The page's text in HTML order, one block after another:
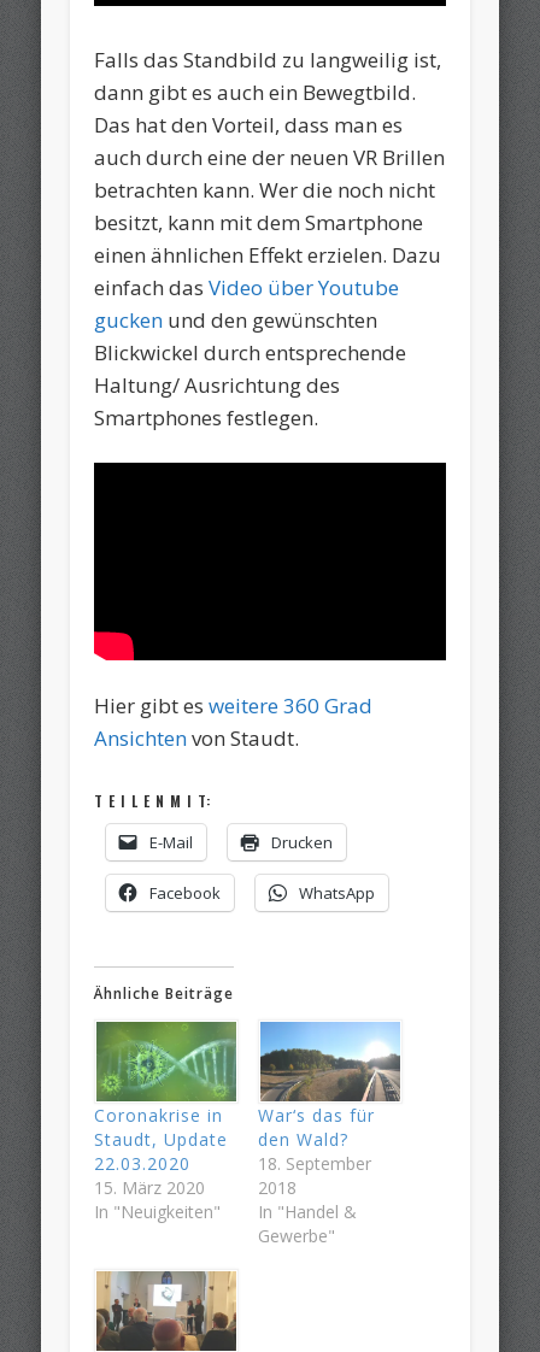
Falls das Standbild zu langweilig ist,
dann gibt es auch ein Bewegtbild.
Das hat den Vorteil, dass man es
auch durch eine der neuen VR Brillen
betrachten kann. Wer die noch nicht
besitzt, kann mit dem Smartphone
einen ähnlichen Effekt erzielen. Dazu
einfach dasVideo über Youtube
gucken und den gewünschten
Blickwickel durch entsprechende
Haltung/ Ausrichtung des
Smartphones festlegen.
Hier gibt esweitere 360 Grad
Ansichtenvon Staudt.
T E I L E N M I T:
E-Mail Drucken
Facebook WhatsApp
Ähnliche Beiträge
Coronakrise in
Staudt, Update
22.03.2020
15. März 2020
In "Neuigkeiten"
War‘s das für
den Wald?
18. September
2018
In "Handel &
Gewerbe"